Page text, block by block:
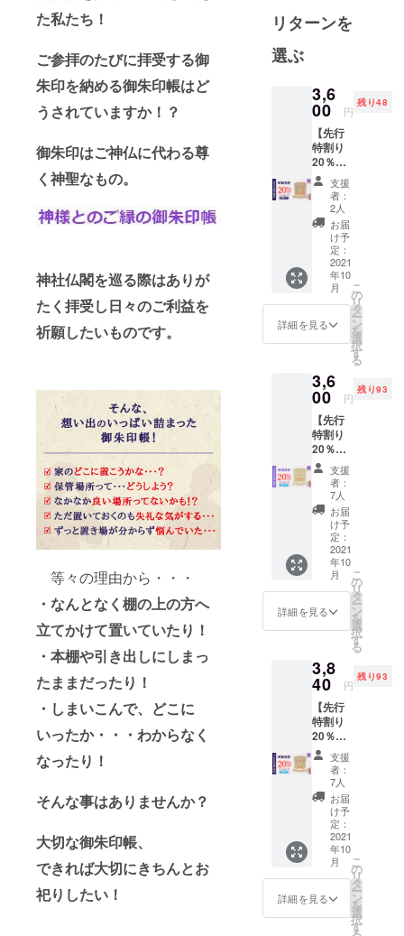
た私たち！
ご参拝のたびに拝受する御
朱印を納める御朱印帳はど
うされていますか！？
御朱印はご神仏に代わる尊
く神聖なもの。
神社仏閣を巡る際はありが
たく拝受し日々のご利益を
祈願したいものです。
等々の理由から・・・
・なんとなく棚の上の方へ
立てかけて置いていたり！
・本棚や引き出しにしまっ
たままだったり！
・しまいこんで、どこに
いったか・・・わからなく
なったり！
そんな事はありませんか？
大切な御朱印帳、
できれば大切にきちんとお
祀りしたい！
しさをお伝
えし！ 伝統
工芸に携る
や職人の
方々に協賛
する事が使
命です。
多くの方に
価値ある差
別化された
商品をご紹
介させて頂
き！ ご理解
頂ければ幸
リターンを
選ぶ
3,6
00 円
残り48
【先行
特割り
20％】
明神鳥
居・御
朱印帳
お祀り
スタン
ド（ミ
ニ・水
晶な
し）★
特典付
き★
【50名
限定】
売価
格：
4,500円
（税・
送料
込）の
【20％
OFF】
⇒3,600
円
（税・
送料
込） ■
明神鳥
居付き
御朱印
帳お祀
ニ・水
晶な
し） ×
１社 ■
特典：
特製オ
リジナ
ル「黄
金の開
運根
付」 ×
１点 ※
製造状
況によ
り出荷
時期が
遅れる
支援
者：
2人
お届
け予
定：
2021
年10
月
詳細を見る
こ
の
リ
タ
ー
ン
を
選
択
す
る
3,6
00 円
残り93
【先行
特割り
20％】
神明鳥
居・御
朱印帳
お祀り
スタン
ド（ミ
ニ・水
晶あ
り） ★
特典付
き★
【100名
限定】
売価
格：
4,500円
（税・
送料
込）の
【20％
OFF】
⇒3,600
円
（税・
送料
込） ■
神明鳥
居付き
御朱印
帳お祀
支援
者：
7人
お届
け予
定：
2021
年10
月
詳細を見る
こ
の
リ
タ
ー
ン
を
選
択
す
る
3,8
40 円
残り93
【先行
特割り
20％】
明神鳥
居・御
朱印帳
お祀り
スタン
ド（ミ
ニ・水
晶あ
り） ★
特典付
き★
【100名
限定】
支援
者：
7人
お届
け予
定：
2021
年10
月
詳細を見る
こ
の
リ
タ
ー
ン
を
選
択
す